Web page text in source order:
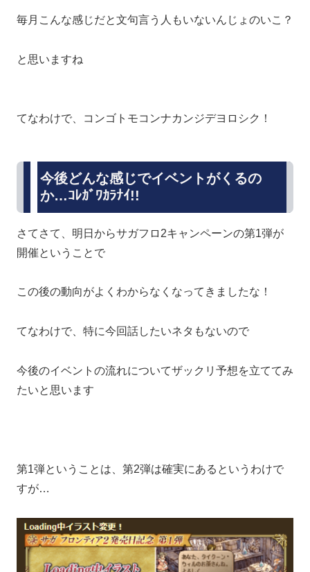
毎月こんな感じだと文句言う人もいないんじょのいこ？
と思いますね
てなわけで、コンゴトモコンナカンジデヨロシク！
今後どんな感じでイベントがくるの
か…ｺﾚｶﾞﾜｶﾗﾅｲ!!
さてさて、明日からサガフロ2キャンペーンの第1弾が
開催ということで
この後の動向がよくわからなくなってきましたな！
てなわけで、特に今回話したいネタもないので
今後のイベントの流れについてザックリ予想を立ててみ
たいと思います
第1弾ということは、第2弾は確実にあるというわけで
すが…